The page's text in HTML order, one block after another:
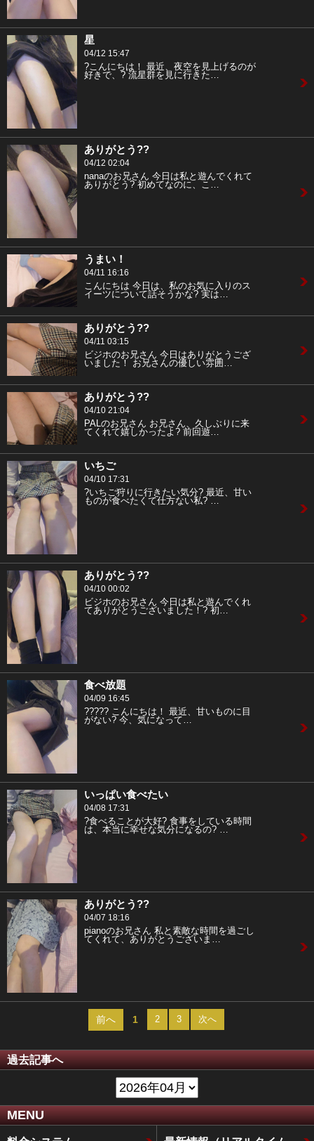
星
04/12 15:47
?こんにちは！ 最近、夜空を見上げるのが
好きで、? 流星群を見に行きた…
ありがとう??
04/12 02:04
nanaのお兄さん 今日は私と遊んでくれて
ありがとう? 初めてなのに、こ…
うまい！
04/11 16:16
こんにちは 今日は、私のお気に入りのス
イーツについて話そうかな? 実は…
ありがとう??
04/11 03:15
ビジホのお兄さん 今日はありがとうござ
いました！ お兄さんの優しい雰囲…
ありがとう??
04/10 21:04
PALのお兄さん お兄さん、久しぶりに来
てくれて嬉しかったよ? 前回遊…
いちご
04/10 17:31
?いちご狩りに行きたい気分? 最近、甘い
ものが食べたくて仕方ない私? …
ありがとう??
04/10 00:02
ビジホのお兄さん 今日は私と遊んでくれ
てありがとうございました！? 初…
食べ放題
04/09 16:45
????? こんにちは！ 最近、甘いものに目
がない? 今、気になって…
いっぱい食べたい
04/08 17:31
?食べることが大好? 食事をしている時間
は、本当に幸せな気分になるの? …
ありがとう??
04/07 18:16
pianoのお兄さん 私と素敵な時間を過ごし
てくれて、ありがとうございま…
前へ 1 2 3 次へ
過去記事へ
MENU